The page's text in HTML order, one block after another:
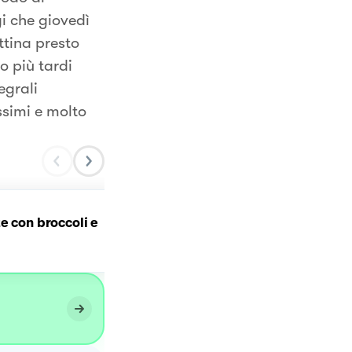
che giovedì
presto
più tardi
e molto
con broccoli e